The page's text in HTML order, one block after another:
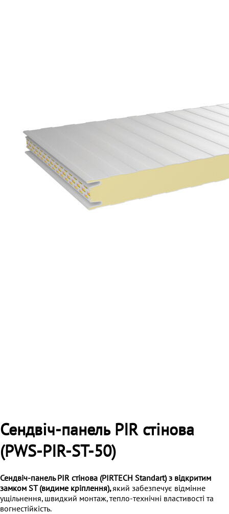
Сендвіч-панель PIR стінова
(PWS-PIR-ST-50)
Сендвіч-панель PIR стінова (PIRTECH Standart) з відкритим
замком ST (видиме кріплення),який забезпечує відмінне
ущільнення, швидкий монтаж, тепло-технічні властивості та
вогнестійкість.